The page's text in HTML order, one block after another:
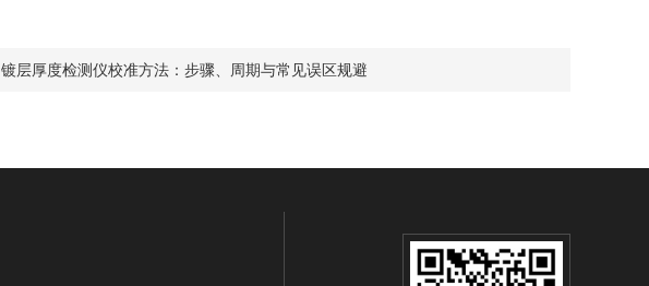
镀层厚度检测仪校准方法：步骤、周期与常见误区规避